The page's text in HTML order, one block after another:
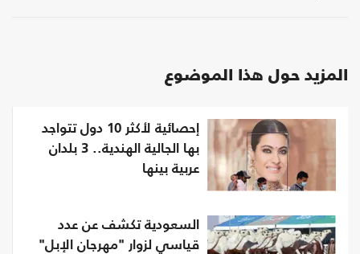
المزيد حول هذا الموضوع
إحصائية لأكثر 10 دول تتواجد
بها الجالية الهندية.. 3 بلدان
عربية بينها
السعودية تكشف عن عدد
قياسي لزوار "مهرجان الإبل"